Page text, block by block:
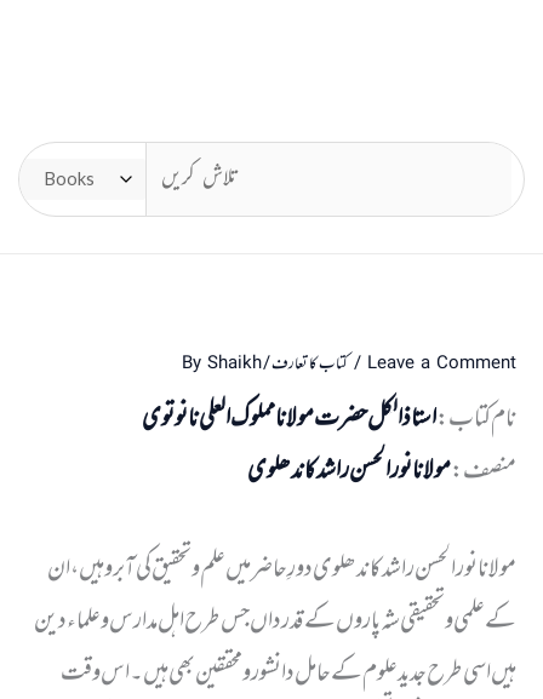
Leave a Comment
/کتاب کا تعارف/ By
Shaikh
نام کتاب:استاذ الکل حضرت مولانا مملوک العلی نانوتوی
منصف:مولانا نور الحسن راشد کاندھلوی
مولانا نور الحسن راشد کاندھلوی دورِ حاضر میں علم وتحقیق کی آبرو ہیں ، ان
کے علمی وتحقیقی شہ پاروں کے قدرداں جس طرح اہل مدارس و علماء دین
ہیں اسی طرح جدیدعلوم کے حامل دانشور ومحققین بھی ہیں۔اس وقت